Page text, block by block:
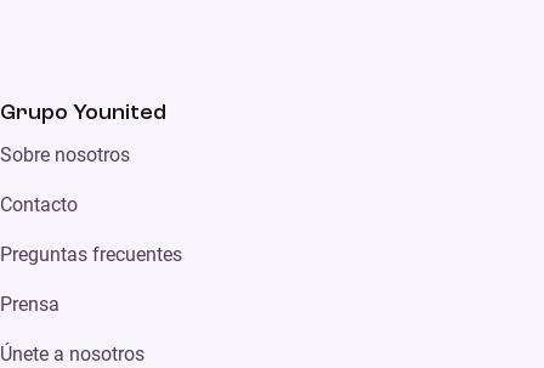
Grupo Younited
Sobre nosotros
Contacto
Preguntas frecuentes
Prensa
Únete a nosotros